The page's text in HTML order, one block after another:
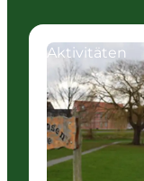
Aktivitäten